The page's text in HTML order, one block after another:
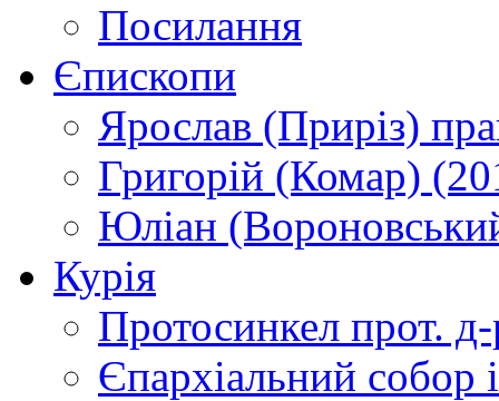
Посилання
Єпископи
Ярослав (Приріз)
Григорій (Комар)
Юліан
Курія
Протосинкел прот.
Єпархіальний собор